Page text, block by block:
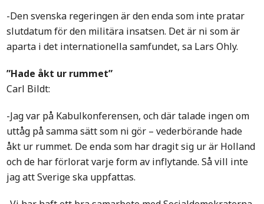
-Den svenska regeringen är den enda som inte pratar
slutdatum för den militära insatsen. Det är ni som är
aparta i det internationella samfundet, sa Lars Ohly.
”Hade åkt ur rummet”
Carl Bildt:
-Jag var på Kabulkonferensen, och där talade ingen om
uttåg på samma sätt som ni gör – vederbörande hade
åkt ur rummet. De enda som har dragit sig ur är Holland
och de har förlorat varje form av inflytande. Så vill inte
jag att Sverige ska uppfattas.